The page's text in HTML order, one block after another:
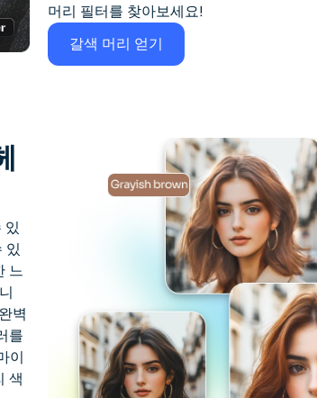
머리 필터를 찾아보세요!
갈색 머리 얻기
있
있
느
벽
를
이
색